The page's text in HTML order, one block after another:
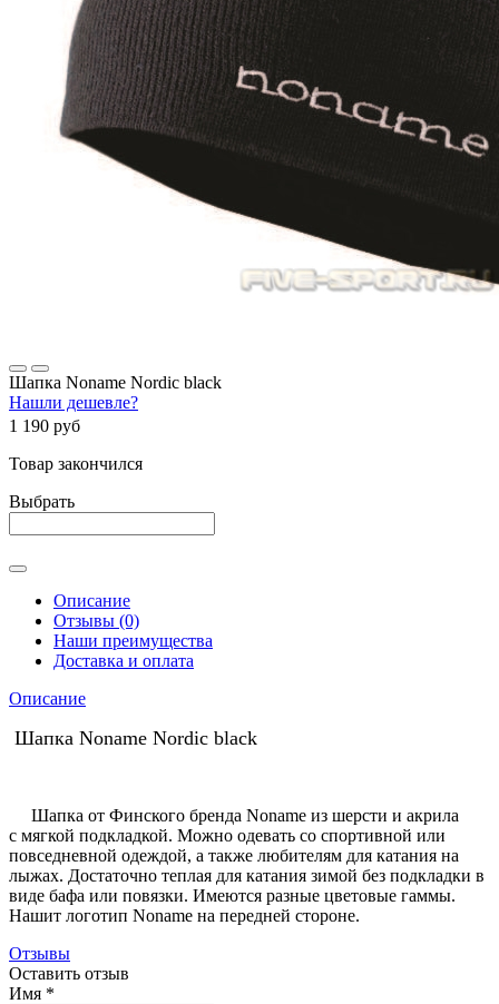
Шапка Noname Nordic black
Нашли дешевле?
1 190 руб
Товар закончился
Выбрать
Описание
Отзывы (0)
Наши преимущества
Доставка и оплата
Описание
Шапка Noname Nordic black
Шапка от Финского бренда Noname из шерсти и акрила
с мягкой подкладкой. Можно одевать со спортивной или
повседневной одеждой, а также любителям для катания на
лыжах. Достаточно теплая для катания зимой без подкладки в
виде бафа или повязки. Имеются разные цветовые гаммы.
Нашит логотип Noname на передней стороне.
Отзывы
Оставить отзыв
Имя *